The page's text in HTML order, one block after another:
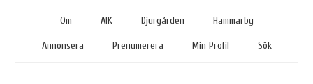
Om AIK Djurgården Hammarby
Annonsera Prenumerera Min Profil Sök